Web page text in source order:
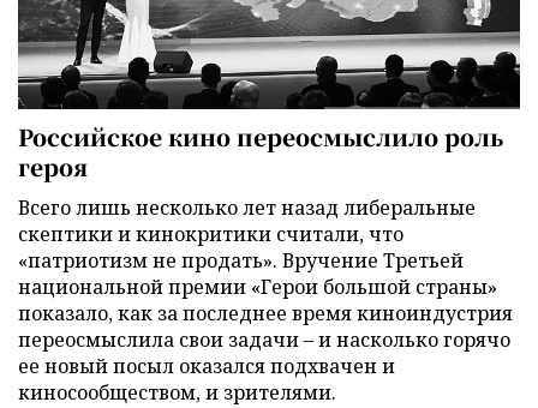
Российское кино переосмыслило роль
героя
Всего лишь несколько лет назад либеральные
скептики и кинокритики считали, что
«патриотизм не продать». Вручение Третьей
национальной премии «Герои большой страны»
показало, как за последнее время киноиндустрия
переосмыслила свои задачи – и насколько горячо
ее новый посыл оказался подхвачен и
киносообществом, и зрителями.